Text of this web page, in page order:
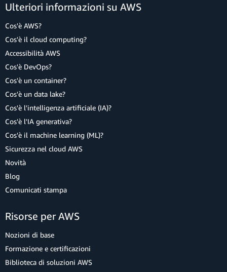
Ulteriori informazioni su AWS
Cos'è AWS?
Cos'è il cloud computing?
Accessibilità AWS
Cos'è DevOps?
Cos'è un container?
Cos'è un data lake?
Cos'è l'intelligenza artificiale (IA)?
Cos'è l'IA generativa?
Cos'è il machine learning (ML)?
Sicurezza nel cloud AWS
Novità
Blog
Comunicati stampa
Risorse per AWS
Nozioni di base
Formazione e certificazioni
Biblioteca di soluzioni AWS